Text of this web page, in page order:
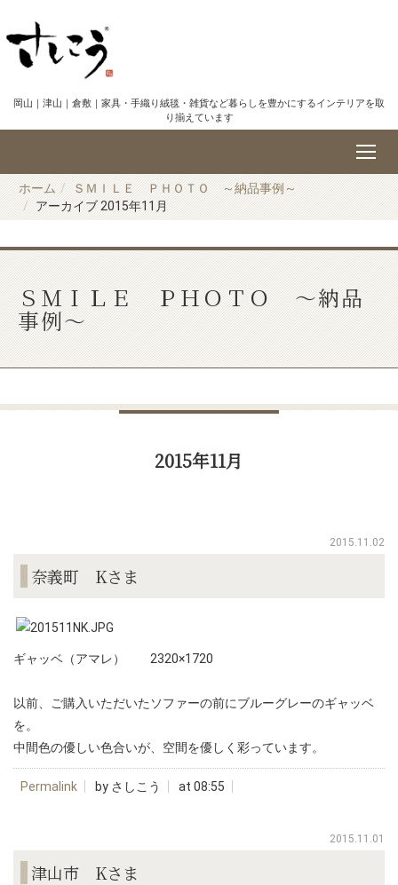
岡山｜津山｜倉敷｜家具・手織り絨毯・雑貨など暮らしを豊かにするインテリアを取
り揃えています
ホーム
ＳＭＩＬＥ ＰＨＯＴＯ ～納品事例～
アーカイブ 2015年11月
ＳＭＩＬＥ ＰＨＯＴＯ ～納品
事例～
2015年11月
2015.11.02
奈義町 Kさま
ギャッベ（アマレ） 2320×1720
以前、ご購入いただいたソファーの前にブルーグレーのギャッベ
を。
中間色の優しい色合いが、空間を優しく彩っています。
Permalink by さしこう at 08:55
2015.11.01
津山市 Kさま